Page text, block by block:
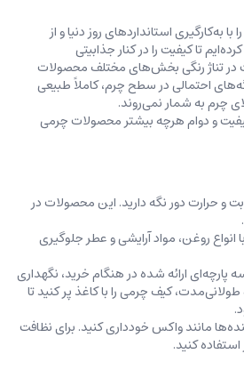
به‌کارگیری استانداردهای روز دنیا و از
تا کیفیت را در کنار جذابیتی
در تناژ رنگی بخش‌های مختلف محصولات
احتمالی در سطح چرم، کاملاً طبیعی
چرم به شمار نمی‌روند.
و دوام هرچه بیشتر محصولات چرمی
و حرارت دور نگه دارید. این محصولات در
روغن‌، مواد آرایشی و عطر جلوگیری
پارچه‌ای ارائه شده در هنگام خرید، ‌نگهداری
کیف‌ چرمی را با کاغذ پر کنید تا
مانند واکس خودداری کنید. برای نظافت
کنید.